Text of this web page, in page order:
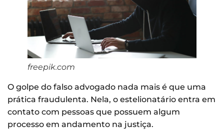
freepik.com
O golpe do falso advogado nada mais é que uma
prática fraudulenta. Nela, o estelionatário entra em
contato com pessoas que possuem algum
processo em andamento na justiça.